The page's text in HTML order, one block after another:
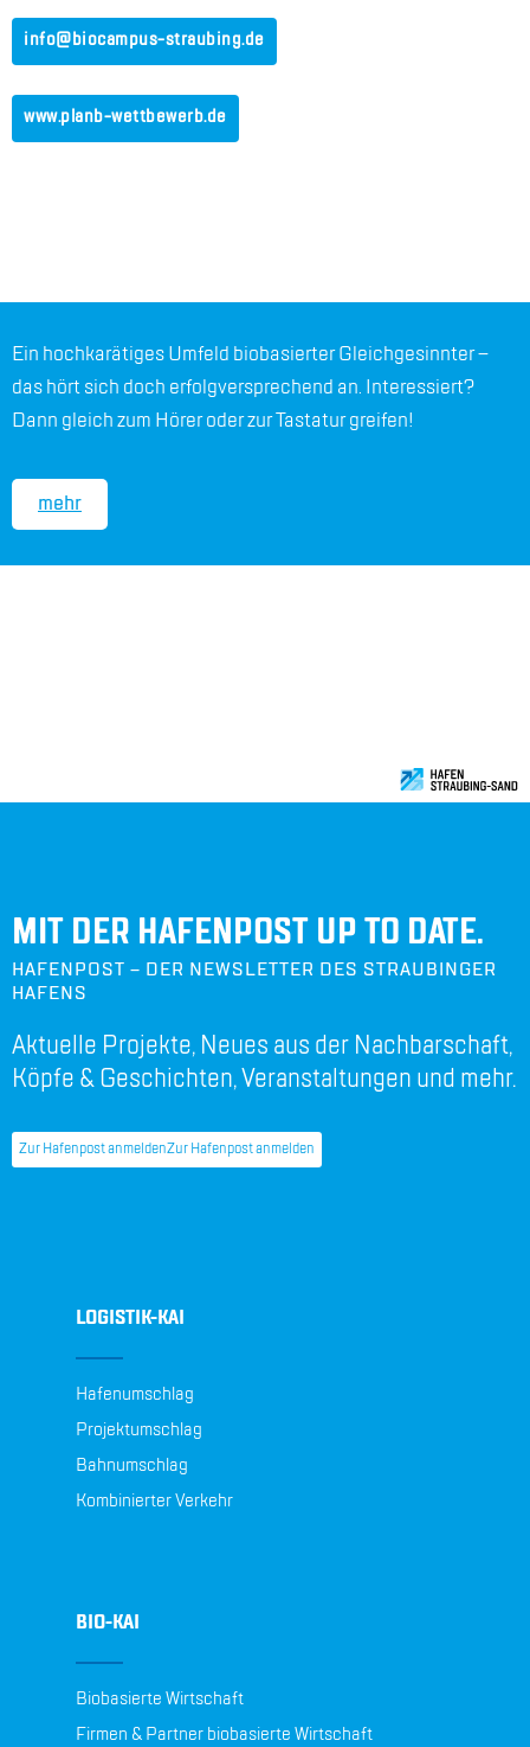
info@​biocampus-​straubing.​de
www.​planb-​wet​tbew​erb.​de
Ein hoch­ka­rä­ti­ges Um­feld bio­ba­sier­ter Gleich­ge­sinn­ter –
das hört sich doch er­folg­ver­spre­chend an. In­ter­es­siert?
Dann gleich zum Hö­rer oder zur Tas­ta­tur grei­fen!
mehr
MIT DER HAFENPOST UP TO DATE.
HAFENPOST – DER NEWSLETTER DES STRAUBINGER
HAFENS
Aktuelle Projekte, Neues aus der Nachbarschaft,
Köpfe & Geschichten, Veranstaltungen und mehr.
Zur Hafenpost anmeldenZur Hafenpost anmelden
LOGISTIK-KAI
Hafenumschlag
Projektumschlag
Bahnumschlag
Kombinierter Verkehr
BIO-KAI
Biobasierte Wirtschaft
Firmen & Partner biobasierte Wirtschaft